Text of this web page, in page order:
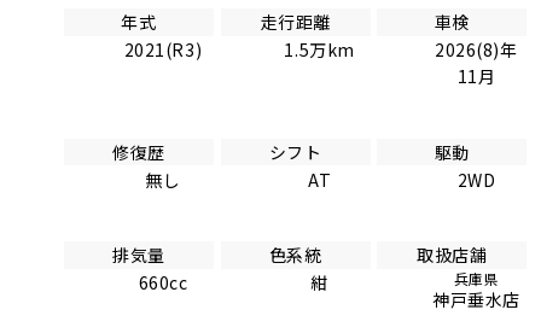
年式
2021(R3)
走行距離
1.5万km
車検
2026(8)年
11月
修復歴
無し
シフト
AT
駆動
2WD
排気量
660cc
色系統
紺
取扱店舗
兵庫県
神戸垂水店